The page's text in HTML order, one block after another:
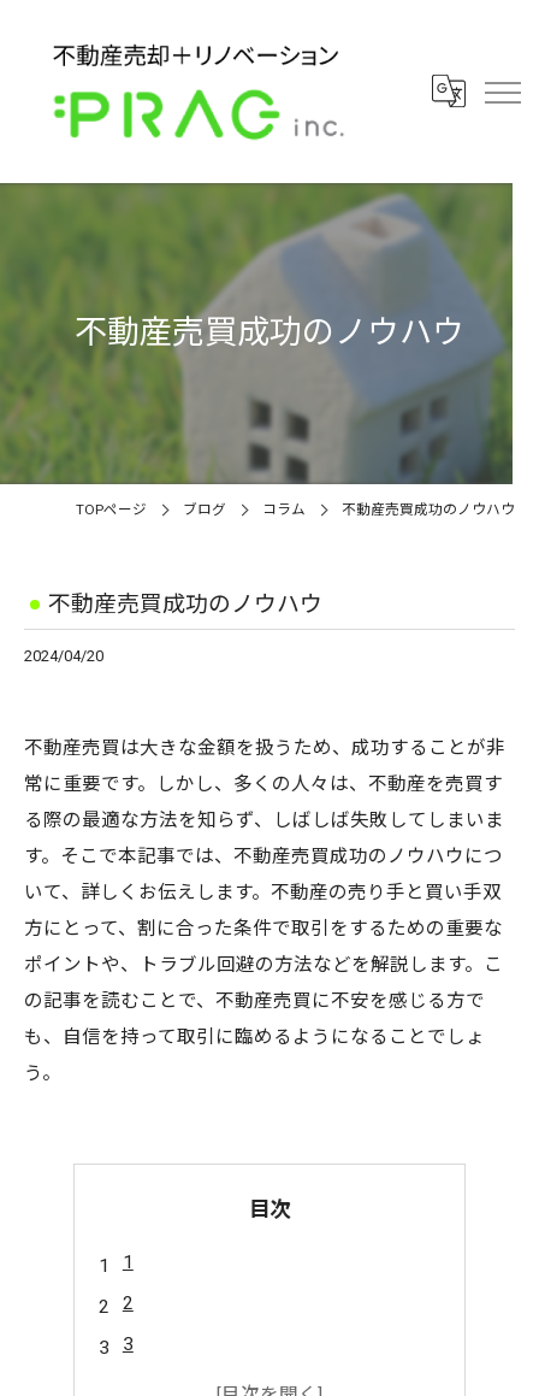
不動産売買成功のノウハウ
TOPページ ブログ コラム 不動産売買成功のノウハウ
不動産売買成功のノウハウ
2024/04/20
不動産売買は大きな金額を扱うため、成功することが非
常に重要です。しかし、多くの人々は、不動産を売買す
る際の最適な方法を知らず、しばしば失敗してしまいま
す。そこで本記事では、不動産売買成功のノウハウにつ
いて、詳しくお伝えします。不動産の売り手と買い手双
方にとって、割に合った条件で取引をするための重要な
ポイントや、トラブル回避の方法などを解説します。こ
の記事を読むことで、不動産売買に不安を感じる方で
も、自信を持って取引に臨めるようになることでしょ
う。
目次
1
2
3